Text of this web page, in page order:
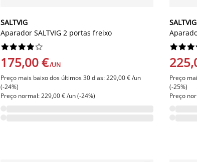
SALTVIG
Aparador SALTVIG 2 portas freixo






175,00 €/UN
Preço mais baixo dos últimos 30 dias: 229,00 € /un
(-24%)
Preço normal: 229,00 € /un (-24%)
SALTVIG




Preço
(-25%)
Preço